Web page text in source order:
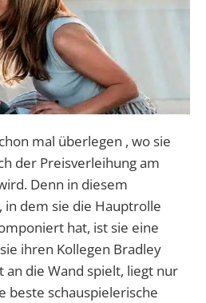
mal überlegen , wo sie
der Preisverleihung am
Denn in diesem
dem sie die Hauptrolle
hat, ist sie eine
ihren Kollegen Bradley
die Wand spielt, liegt nur
beste schauspielerische